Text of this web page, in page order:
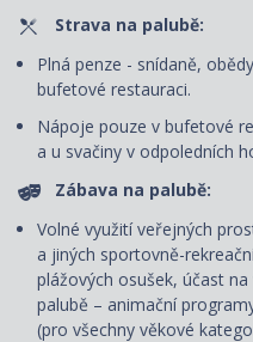
Strava na palubě:
Plná penze - snídaně,
bufetové restauraci.
Nápoje pouze v bufetové
a u svačiny v odpoledních
Zábava na palubě:
Volné využití veřejných
a jiných sportovně-
plážových osušek, účast
palubě – animační
(pro všechny věkové